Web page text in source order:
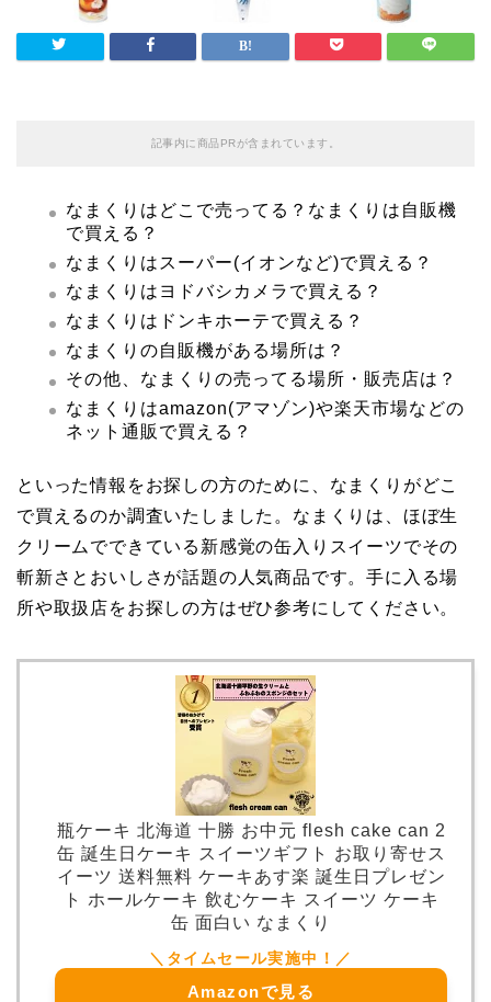
記事内に商品PRが含まれています。
なまくりはどこで売ってる？なまくりは自販機
で買える？
なまくりはスーパー(イオンなど)で買える？
なまくりはヨドバシカメラで買える？
なまくりはドンキホーテで買える？
なまくりの自販機がある場所は？
その他、なまくりの売ってる場所・販売店は？
なまくりはamazon(アマゾン)や楽天市場などの
ネット通販で買える？
といった情報をお探しの方のために、 なまくり がどこ
で買えるのか調査いたしました。なまくりは、ほぼ生
クリームでできている新感覚の缶入りスイーツでその
斬新さとおいしさが話題の人気商品です。手に入る場
所や取扱店をお探しの方はぜひ参考にしてください。
瓶ケーキ 北海道 十勝 お中元 flesh cake can 2
缶 誕生日ケーキ スイーツギフト お取り寄せス
イーツ 送料無料 ケーキあす楽 誕生日プレゼン
ト ホールケーキ 飲むケーキ スイーツ ケーキ
缶 面白い なまくり
Amazonで見る